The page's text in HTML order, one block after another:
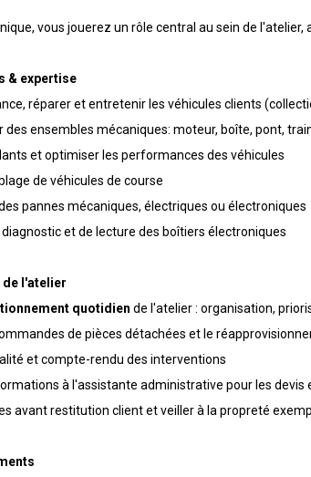
vous jouerez un rôle central au sein de
& expertise
réparer et entretenir les véhicules clients
des ensembles mécaniques: moteur, boîte, pont,
et optimiser les performances des véhicules
de véhicules de course
pannes mécaniques, électriques ou électroniques
et de lecture des boîtiers électroniques
l'atelier
quotidien de l'atelier : organisation,
de pièces détachées et le
et compte-rendu des interventions
à l'assistante administrative pour les devis
avant restitution client et veiller à la propreté